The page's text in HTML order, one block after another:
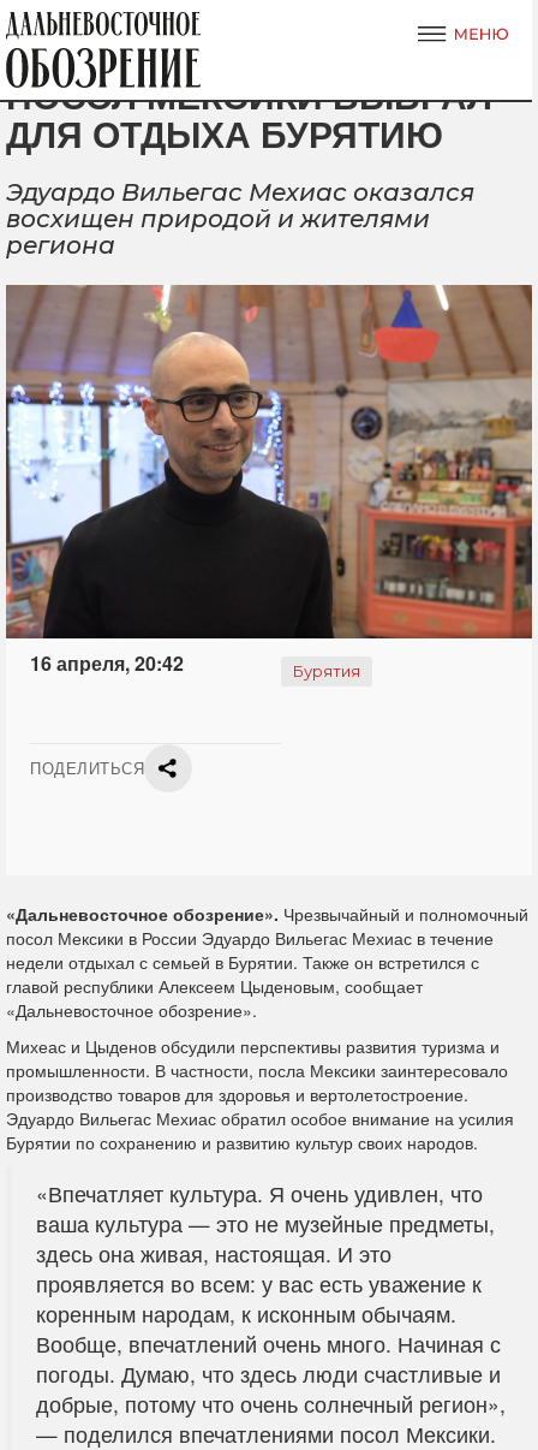
ПОСОЛ МЕКСИКИ ВЫБРАЛ
ДЛЯ ОТДЫХА БУРЯТИЮ
Эдуардо Вильегас Мехиас оказался
восхищен природой и жителями
региона
16 апреля, 20:42 Бурятия
ПОДЕЛИТЬСЯ
«Дальневосточное обозрение». Чрезвычайный и полномочный
посол Мексики в России Эдуардо Вильегас Мехиас в течение
недели отдыхал с семьей в Бурятии. Также он встретился с
главой республики Алексеем Цыденовым, сообщает
«Дальневосточное обозрение».
Михеас и Цыденов обсудили перспективы развития туризма и
промышленности. В частности, посла Мексики заинтересовало
производство товаров для здоровья и вертолетостроение.
Эдуардо Вильегас Мехиас обратил особое внимание на усилия
Бурятии по сохранению и развитию культур своих народов.
«Впечатляет культура. Я очень удивлен, что
ваша культура — это не музейные предметы,
здесь она живая, настоящая. И это
проявляется во всем: у вас есть уважение к
коренным народам, к исконным обычаям.
Вообще, впечатлений очень много. Начиная с
погоды. Думаю, что здесь люди счастливые и
добрые, потому что очень солнечный регион»,
— поделился впечатлениями посол Мексики.